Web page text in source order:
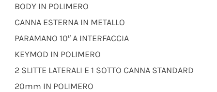
BODY IN POLIMERO
CANNA ESTERNA IN METALLO
PARAMANO 10″ A INTERFACCIA
KEYMOD IN POLIMERO
2 SLITTE LATERALI E 1 SOTTO CANNA STANDARD
20mm IN POLIMERO